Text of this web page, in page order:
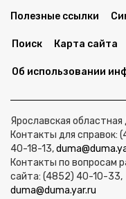
Полезные ссылки
Поиск Карта сайта
Об использовании
Ярославская
Контакты для справок:
40-18-13,
Контакты по вопросам
сайта: (4852) 40-10-33,
duma@duma.yar.ru